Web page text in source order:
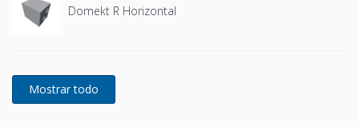
Domekt R Horizontal